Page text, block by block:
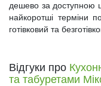
дешево за доступною
найкоротші терміни
готівковий та
Відгуки про
та табуретами